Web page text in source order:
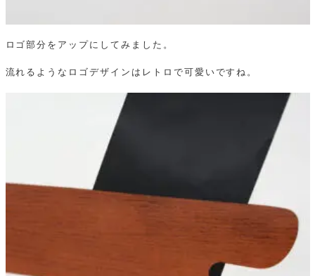
ロゴ部分をアップにしてみました。
流れるようなロゴデザインはレトロで可愛いですね。